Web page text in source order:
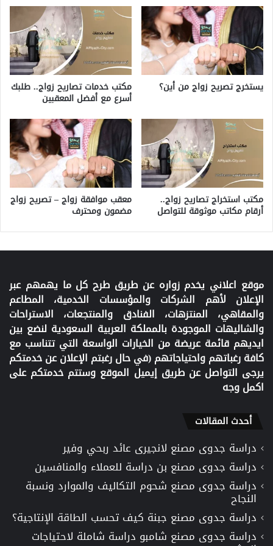
يستخرج تصريح زواج من أين؟ مكتب خدمات تصاريح زواج.. طلبك
أسرع مع أفضل المعقبين
مكتب استخراج تصاريح زواج..
أرقام مكاتب موثوقة للتواصل
معقب موافقة زواج – تصريح زواج
مضمون ومحترف
موقع اعلاني يخدم زواره عن طريق طرح كل ما يهمهم عبر
الإعلان لأهم الشركات والمؤسسات الخدمية، المطاعم
والمقاهي، المنتزهات، الفنادق والمنتجعات، الاستراحات
والشاليهات الموجودة بالمملكة العربية السعودية لنضع بين
ايديهم قائمة عريضة من الخيارات الواسعة التي تتناسب مع
كافة رغباتهم واحتياجاتهم (في حال رغبتم الإعلان عن خدمتكم
يرجى التواصل عن طريق إيميل الموقع وستتم خدمتكم على
اكمل وجه
أحدث المقالات
دراسة جدوى مصنع لانجيرى عائد ربحي وفير
دراسة جدوى مصنع بن دراسة للعملاء والمنافسين
دراسة جدوى مصنع شحوم التكاليف والموارد ونسبة
النجاح
دراسة جدوى مصنع جبنة كيف تحسب الطاقة الإنتاجية؟
دراسة جدوى مصنع شامبو دراسة شاملة لاحتياجات